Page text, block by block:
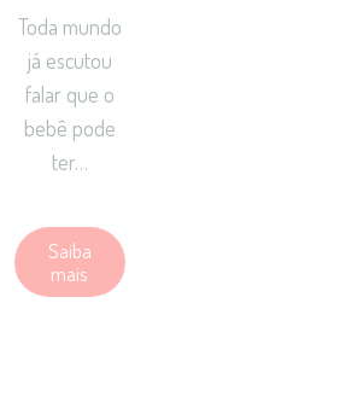
Toda mundo
já escutou
falar que o
bebê pode
ter…
Saiba
mais